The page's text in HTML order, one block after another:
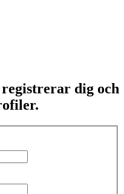
dig och